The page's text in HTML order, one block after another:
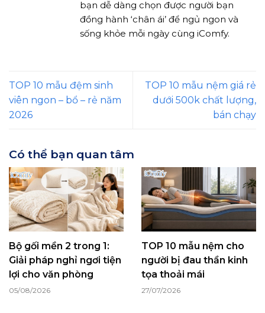
bạn dễ dàng chọn được người bạn
đồng hành ‘chân ái’ để ngủ ngon và
sống khỏe mỗi ngày cùng iComfy.
TOP 10 mẫu đệm sinh
viên ngon – bổ – rẻ năm
2026
TOP 10 mẫu nệm giá rẻ
dưới 500k chất lượng,
bán chạy
Có thể bạn quan tâm
Bộ gối mền 2 trong 1:
Giải pháp nghỉ ngơi tiện
lợi cho văn phòng
05/08/2026
TOP 10 mẫu nệm cho
người bị đau thần kinh
tọa thoải mái
27/07/2026